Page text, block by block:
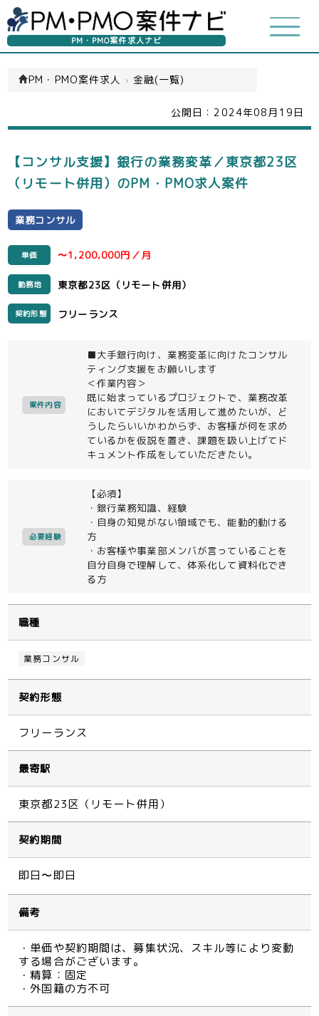
PM・PMO案件求人ナビ
PM・PMO案件求人 › 金融(一覧)
公開日： 2024年08月19日
【コンサル支援】銀行の業務変革／東京都23区
（リモート併用）のPM・PMO求人案件
業務コンサル
単価 〜1,200,000円／月
勤務地 東京都23区（リモート併用）
契約形態 フリーランス
案件内容
■大手銀行向け、業務変革に向けたコンサル
ティング支援をお願いします
＜作業内容＞
既に始まっているプロジェクトで、業務改革
においてデジタルを活用して進めたいが、ど
うしたらいいかわからず、お客様が何を求め
ているかを仮説を置き、課題を吸い上げてド
キュメント作成をしていただきたい。
必要経験
【必須】
・銀行業務知識、経験
・自身の知見がない領域でも、能動的動ける
方
・お客様や事業部メンバが言っていることを
自分自身で理解して、体系化して資料化でき
る方
職種
業務コンサル
契約形態
フリーランス
最寄駅
東京都23区（リモート併用）
契約期間
即日〜即日
備考
・単価や契約期間は、募集状況、スキル等により変動
する場合がございます。
・精算：固定
・外国籍の方不可